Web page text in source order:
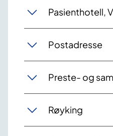
Pasienthotell,
Postadresse
Preste- og
Røyking